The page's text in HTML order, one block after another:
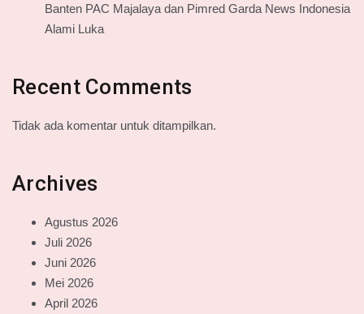
Banten PAC Majalaya dan Pimred Garda News Indonesia
Alami Luka
Recent Comments
Tidak ada komentar untuk ditampilkan.
Archives
Agustus 2026
Juli 2026
Juni 2026
Mei 2026
April 2026